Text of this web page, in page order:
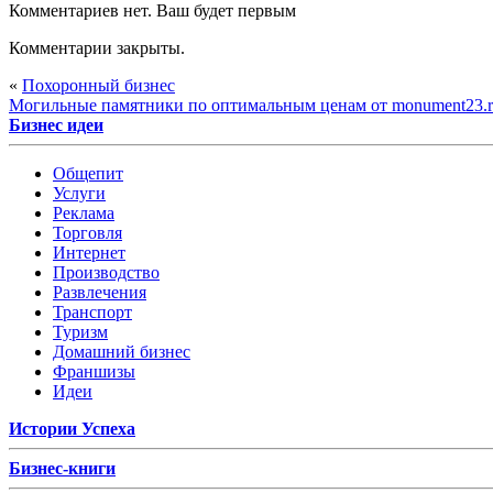
Комментариев нет. Ваш будет первым
Комментарии закрыты.
« Похоронный бизнес
Могильные памятники по оптимальным ценам от
Бизнес идеи
Общепит
Услуги
Реклама
Торговля
Интернет
Производство
Развлечения
Транспорт
Туризм
Домашний бизнес
Франшизы
Идеи
Истории Успеха
Бизнес-книги